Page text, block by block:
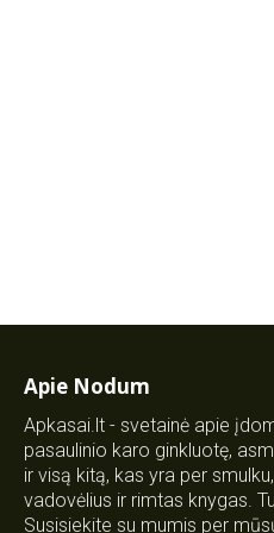
Apie Nodum
Apkasai.lt - svetainė apie
pasaulinio karo ginkluotę,
ir visą kitą, kas yra per
vadovėlius ir rimtas knygas.
Susisiekite su mumis per